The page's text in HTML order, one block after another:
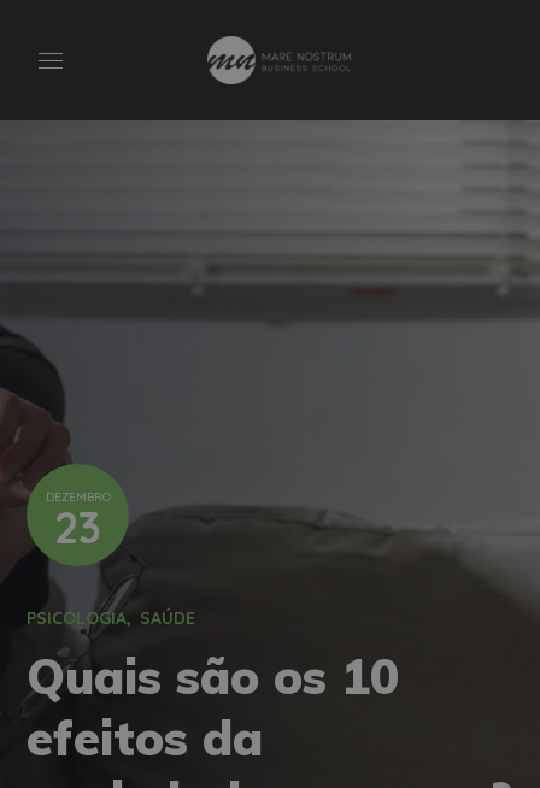
DEZEMBRO
23
PSICOLOGIA SAÚDE
Quais são os 10
efeitos da